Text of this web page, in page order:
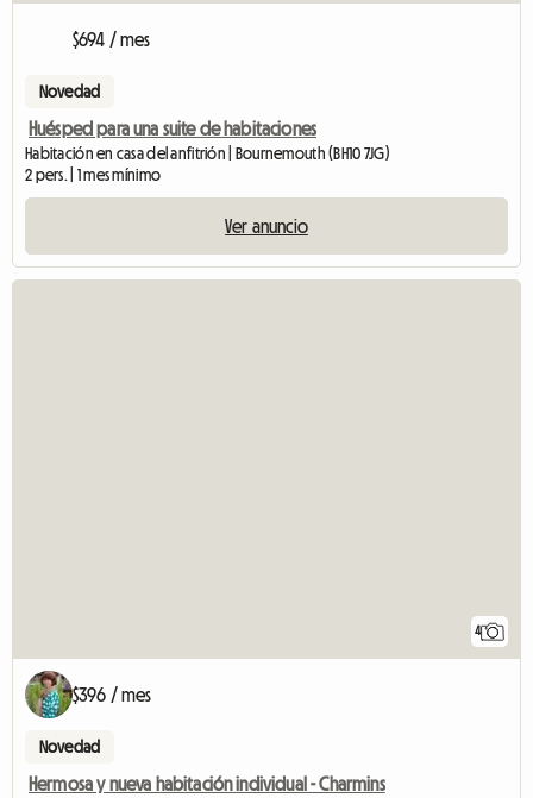
$694 / mes
Novedad
Huésped para una suite de habitaciones
Habitación en casa del anfitrión | Bournemouth (BH10 7JG)
2 pers. | 1 mes mínimo
Ver anuncio
4
$396 / mes
Novedad
Hermosa y nueva habitación individual - Charmins